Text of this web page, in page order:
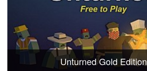
Unturned Gold Edition